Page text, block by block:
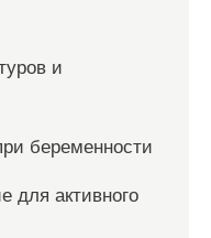
и
беременности
для активного